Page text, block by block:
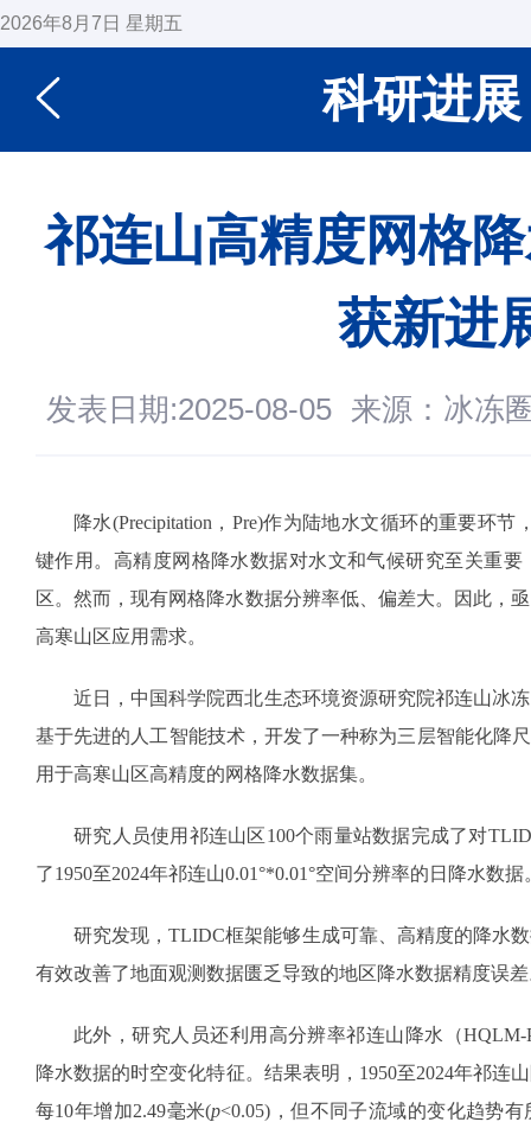
2026年8月7日 星期五
科研进展
祁连山高精度网格
获新进
发表日期:2025-08-05 来源：冰冻
降水(Precipitation，Pre)作为陆地水文循环的重要环
键作用。高精度网格降水数据对水文和气候研究至关重
区。然而，现有网格降水数据分辨率低、偏差大。因此，
高寒山区应用需求。
近日，中国科学院西北生态环境资源研究院祁连山冰
基于先进的人工智能技术，开发了一种称为三层智能化降
用于高寒山区高精度的网格降水数据集。
研究人员使用祁连山区100个雨量站数据完成了对
了1950至2024年祁连山0.01°*0.01°空间分辨率的日降水数据
研究发现，TLIDC框架能够生成可靠、高精度的降水
有效改善了地面观测数据匮乏导致的地区降水数据精度误
此外，研究人员还利用高分辨率祁连山降水（HQLM-
降水数据的时空变化特征。结果表明，1950至2024年祁连
每10年增加2.49毫米(p<0.05)，但不同子流域的变化趋势